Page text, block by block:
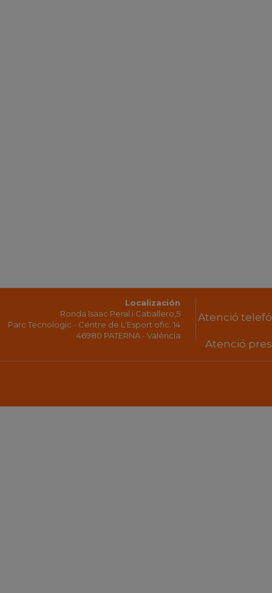
Localización
Ronda Isaac Peral i Caballero,5
Parc Tecnologic - Centre de L'Esport ofic. 14
46980 PATERNA - Valéncia
Atenció
Atenció